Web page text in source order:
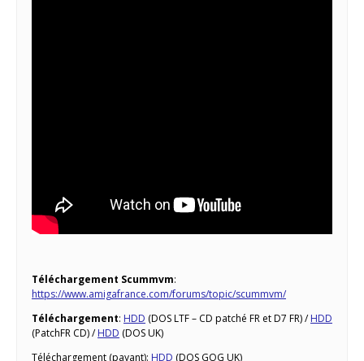
Téléchargement Scummvm:
https://www.amigafrance.com/forums/topic/scummvm/
Téléchargement: HDD (DOS LTF – CD patché FR et D7 FR) /HDD
(PatchFR CD) /HDD (DOS UK)
Téléchargement (payant): HDD (DOS GOG UK)